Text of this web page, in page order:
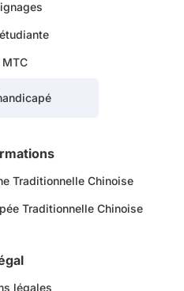
MTC
Traditionnelle Chinoise
Traditionnelle Chinoise
légales